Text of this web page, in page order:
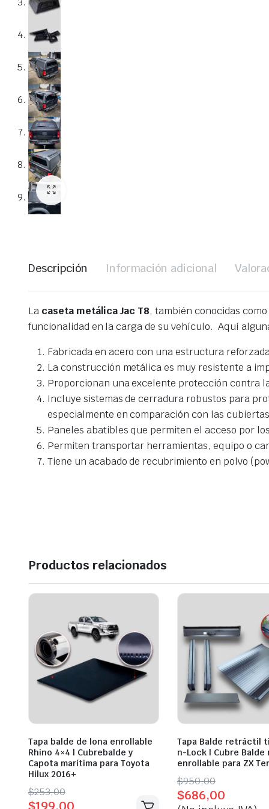
Descripción Información adicional
La caseta metálica Jac T8, también conocidas como
funcionalidad en la carga de su vehículo. Aquí
Fabricada en acero con una estructura
La construcción metálica es muy resistente a
Proporcionan una excelente protección contra
Incluye sistemas de cerradura robustos para
especialmente en comparación con las
Paneles abatibles que permiten el acceso por
Permiten transportar herramientas, equipo o
Tiene un acabado de recubrimiento en polvo
Productos relacionados
Tapa balde de lona enrollable
Rhino 4×4 | Cubrebalde y
Capota marítima para Toyota
Hilux 2016+
$253,00
Original
Current
Tapa Balde retráctil
n-Lock | Cubre Balde
enrollable para ZX
$950,00
Original
price
$686,00
Current
price